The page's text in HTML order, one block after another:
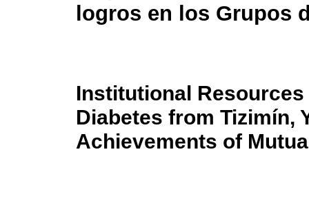
logros en los Grupos
Institutional
Diabetes from Tizimín,
Achievements of